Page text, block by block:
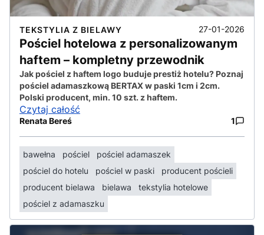
TEKSTYLIA Z BIELAWY 27-01-2026
Pościel hotelowa z personalizowanym
haftem – kompletny przewodnik
Jak pościel z haftem logo buduje prestiż hotelu? Poznaj
pościel adamaszkową BERTAX w paski 1cm i 2cm.
Polski producent, min. 10 szt. z haftem.
Czytaj całość
Renata Bereś 1
bawełna pościel
pościel adamaszek
pościel do hotelu
pościel w paski
producent pościeli
producent bielawa
bielawa
tekstylia hotelowe
pościel z adamaszku